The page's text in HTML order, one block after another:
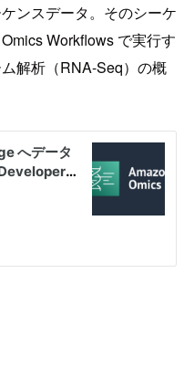
ンスデータ。そのシーケ
Workflows で実行す
解析（RNA-Seq）の概